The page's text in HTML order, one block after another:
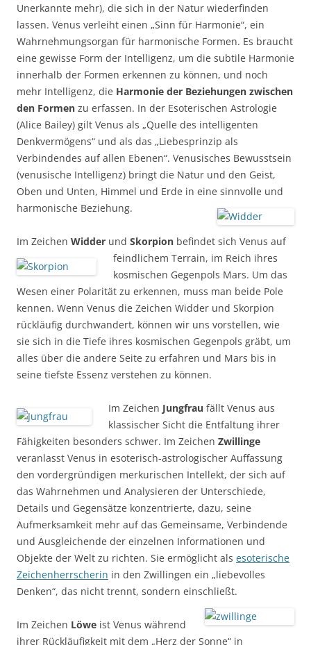
Unerkannte mehr), die sich in der Natur wiederfinden
lassen. Venus verleiht einen „Sinn für Harmonie“, ein
Wahrnehmungsorgan für harmonische Formen. Es braucht
eine gewisse Form der Intelligenz, um die subtile Harmonie
innerhalb der Formen erkennen zu können, und noch
mehr Intelligenz, die Harmonie der Beziehungen zwischen
den Formen zu erfassen. In der Esoterischen Astrologie
(Alice Bailey) gilt Venus als „Quelle des intelligenten
Denkvermögens“ und als das „Liebesprinzip als
Verbindendes auf allen Ebenen“. Venusisches Bewusstsein
(venusische Intelligenz) bringt die Natur und den Geist,
Oben und Unten, Himmel und Erde in eine sinnvolle und
harmonische Beziehung.
Im Zeichen Widder und Skorpion befindet sich Venus auf
feindlichem Terrain, im Reich ihres
kosmischen Gegenpols Mars. Um das
Wesen einer Polarität zu erkennen, muss man beide Pole
kennen. Wenn Venus die Zeichen Widder und Skorpion
rückläufig durchwandert, können wir uns vorstellen, wie
sie sich in die Tiefe ihres kosmischen Gegenpols gräbt, um
alles über die andere Seite zu erfahren und Mars bis in
seine tiefste Essenz verstehen zu können.
Im Zeichen Jungfrau fällt Venus aus
klassischer Sicht die Entfaltung ihrer
Fähigkeiten besonders schwer. Im Zeichen Zwillinge
veranlasst Venus in esoterisch-astrologischer Auffassung
den vordergründigen merkurischen Intellekt, der sich auf
das Wahrnehmen und Analysieren der Unterschiede,
Details und Gegensätze konzentrierte, dazu, seine
Aufmerksamkeit mehr auf das Gemeinsame, Verbindende
und Ausgleichende der einzelnen Informationen und
Objekte der Welt zu richten. Sie ermöglicht als esoterische
Zeichenherrscherin in den Zwillingen ein „liebevolles
Denken“, das nicht trennt, sondern einschließt.
Im Zeichen Löwe ist Venus während
ihrer Rückläufigkeit mit dem „Herz der Sonne“ in